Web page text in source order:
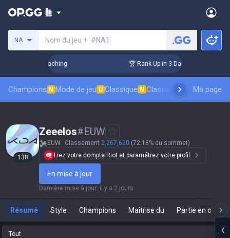
NA Nom du jeu + #NA1
Challenger Coaching 🏆 Rank Up in 3 Days! Challenger
Champions N Mode de jeu U Classique N Classement des skins
Ma page
138
Zeeelos#EUW
EUW Classement 2,267,620 (72.18% du sommet)
Liez votre compte Riot et paramétrez votre profil.
En mise à jour
Dernière mise à jour: il y a 2 jours
Résumé Style Champions Maîtrise du Partie en cours
Tout